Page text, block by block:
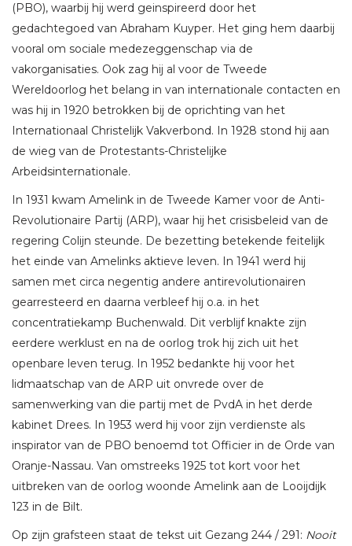
(PBO), waarbij hij werd geinspireerd door het
gedachtegoed van Abraham Kuyper. Het ging hem daarbij
vooral om sociale medezeggenschap via de
vakorganisaties. Ook zag hij al voor de Tweede
Wereldoorlog het belang in van internationale contacten en
was hij in 1920 betrokken bij de oprichting van het
Internationaal Christelijk Vakverbond. In 1928 stond hij aan
de wieg van de Protestants-Christelijke
Arbeidsinternationale.
In 1931 kwam Amelink in de Tweede Kamer voor de Anti-
Revolutionaire Partij (ARP), waar hij het crisisbeleid van de
regering Colijn steunde. De bezetting betekende feitelijk
het einde van Amelinks aktieve leven. In 1941 werd hij
samen met circa negentig andere antirevolutionairen
gearresteerd en daarna verbleef hij o.a. in het
concentratiekamp Buchenwald. Dit verblijf knakte zijn
eerdere werklust en na de oorlog trok hij zich uit het
openbare leven terug. In 1952 bedankte hij voor het
lidmaatschap van de ARP uit onvrede over de
samenwerking van die partij met de PvdA in het derde
kabinet Drees. In 1953 werd hij voor zijn verdienste als
inspirator van de PBO benoemd tot Officier in de Orde van
Oranje-Nassau. Van omstreeks 1925 tot kort voor het
uitbreken van de oorlog woonde Amelink aan de Looijdijk
123 in de Bilt.
Op zijn grafsteen staat de tekst uit Gezang 244 / 291: Nooit